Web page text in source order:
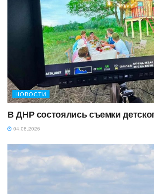
НОВОСТИ
В ДНР состоялись съемки
04.08.2026